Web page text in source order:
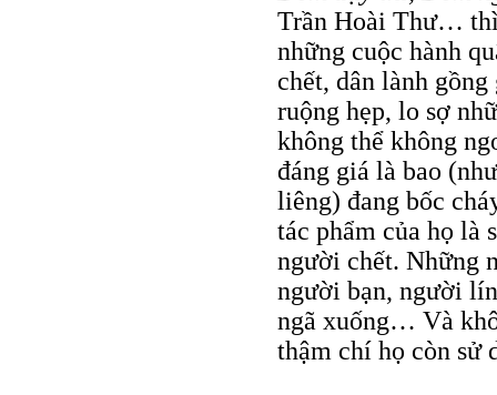
Trần Hoài Thư… thì
những cuộc hành
chết, dân lành
ruộng hẹp, lo sợ
không thể không
đáng giá là bao
liêng) đang bốc
tác phẩm của họ là
người chết. Những
người bạn, người
ngã xuống… Và
thậm chí họ còn sử